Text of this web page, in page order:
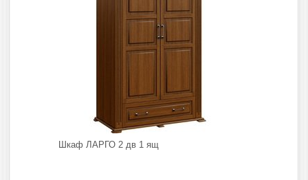
Шкаф ЛАРГО 2 дв 1 ящ